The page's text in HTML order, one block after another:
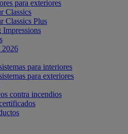
para exteriores
Classics
Classics Plus
2026
para interiores
para exteriores
contra incendios